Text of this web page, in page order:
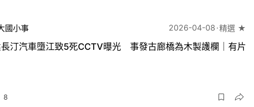
國小事 2026-04-08 精選 ★
汀汽車墮江致5死CCTV曝光 事發古廊橋為木製護欄｜有片
8